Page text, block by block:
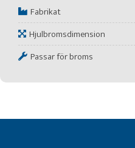
Fabrikat
Hjulbromsdimension
Passar för broms